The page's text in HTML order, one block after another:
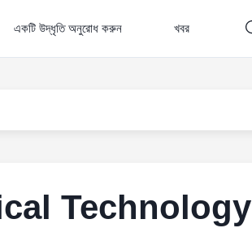
একটি উদ্ধৃতি অনুরোধ করুন খবর
Technology